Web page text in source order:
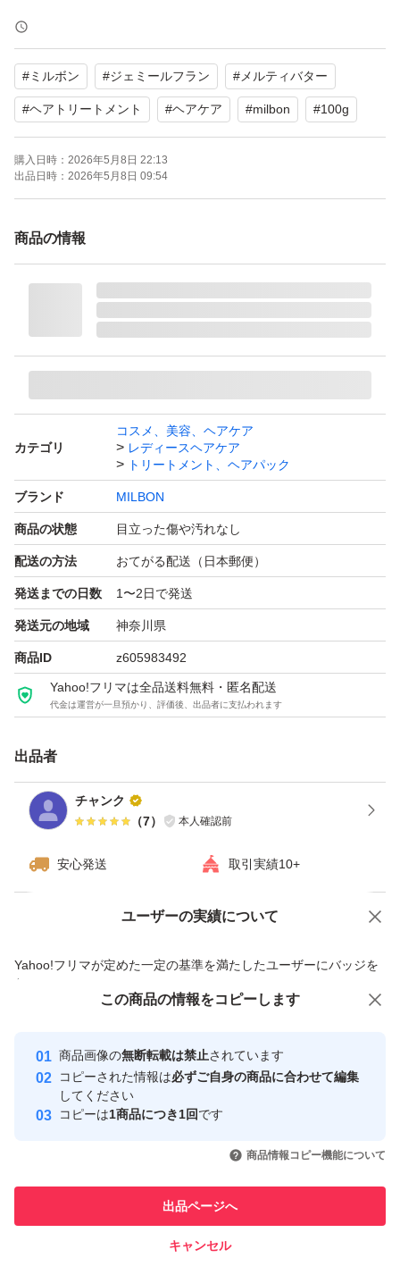
#ミルボン #ジェミールフラン #メルティバター
#ヘアトリートメント #ヘアケア #milbon #100g
購入日時： 2026年5月8日 22:13
出品日時： 2026年5月8日 09:54
商品の情報
カテゴリ
コスメ、美容、ヘアケア
レディースヘアケア
トリートメント、ヘアパック
ブランド MILBON
商品の状態 目立った傷や汚れなし
配送の方法 おてがる配送（日本郵便）
発送までの日数 1〜2日で発送
発送元の地域 神奈川県
商品ID z605983492
Yahoo!フリマは全品送料無料・匿名配送
代金は運営が一旦預かり、評価後、出品者に支払われます
出品者
チャンク
（7） 本人確認前
安心発送 取引実績10+
ユーザーの実績について
Yahoo!フリマが定めた一定の基準を満たしたユーザーにバッジを
付与しています
安心取引出品者
心・安全なユーザーです
取引実績
引を完了させた実績があります
での取引実績があります
価格の相談 商品への質問
この商品の情報をコピーします
商品画像の無断転載は禁止されています
コピーされた情報は必ずご自身の商品に合わせて編集
してください
コピーは1商品につき1回です
商品情報コピー機能について
出品ページへ
キャンセル
この商品をみている人にオススメ